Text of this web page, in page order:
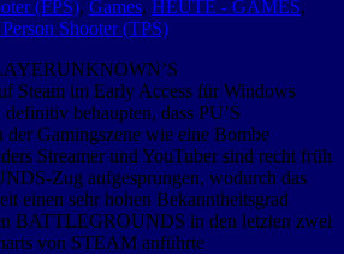
(FPS), Games, HEUTE - GAMES,
Shooter (TPS)
Steam im Early Access für Windows
behaupten, dass PU’S
Gamingszene wie eine Bombe
Streamer und YouTuber sind recht früh
Zug aufgesprungen, wodurch das
einen sehr hohen Bekanntheitsgrad
BATTLEGROUNDS in den letzten zwei
von STEAM anführte